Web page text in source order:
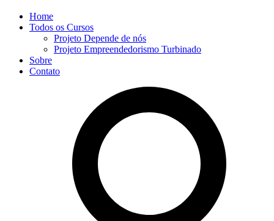
Home
Todos os Cursos
Projeto Depende de nós
Projeto Empreendedorismo Turbinado
Sobre
Contato